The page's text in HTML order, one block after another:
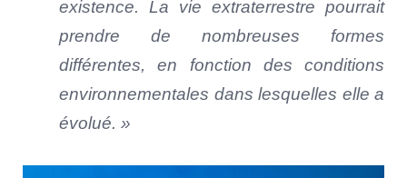
existence. La vie extraterrestre pourrait
prendre de nombreuses formes
différentes, en fonction des conditions
environnementales dans lesquelles elle a
évolué. »